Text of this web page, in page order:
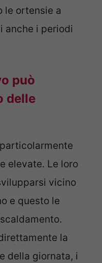
le ortensie a
anche i periodi
può
delle
elevate. Le loro
vicino
e questo le
la
della giornata, i